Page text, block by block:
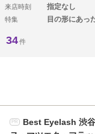
来店時刻 指定なし
特集 目の形にあっ
34件
PR
Best Eyelash 渋